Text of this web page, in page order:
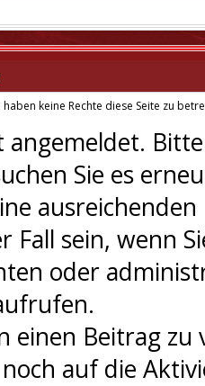
keine Rechte diese Seite zu
angemeldet.
Sie es
Fall sein, wenn
oder
einen Beitrag
auf die